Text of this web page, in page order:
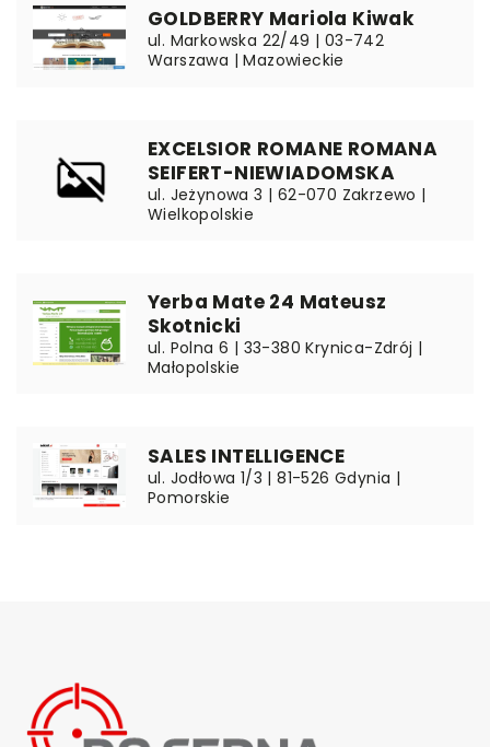
GOLDBERRY Mariola Kiwak
ul. Markowska 22/49 | 03-742
Warszawa | Mazowieckie
EXCELSIOR ROMANE ROMANA
SEIFERT-NIEWIADOMSKA
ul. Jeżynowa 3 | 62-070 Zakrzewo |
Wielkopolskie
Yerba Mate 24 Mateusz
Skotnicki
ul. Polna 6 | 33-380 Krynica-Zdrój |
Małopolskie
SALES INTELLIGENCE
ul. Jodłowa 1/3 | 81-526 Gdynia |
Pomorskie